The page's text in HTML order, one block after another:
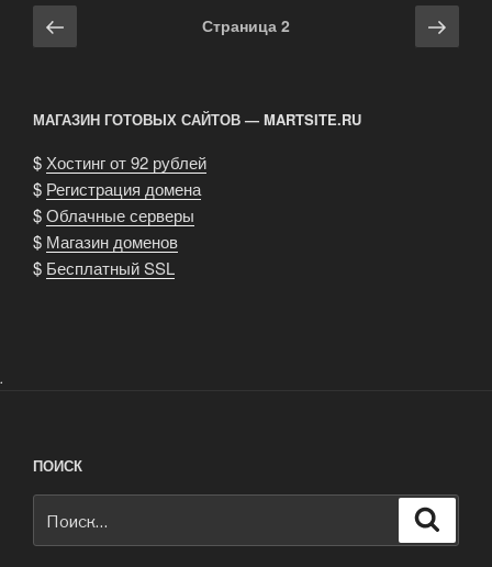
интернете
мужчин)»
Навигация
по
Предыдущая
страница
Страница 2
МАГАЗИН ГОТОВЫХ САЙТОВ — MARTSITE.RU
$ Хостинг от 92 рублей
$ Регистрация домена
$Облачные серверы
$ Магазин доменов
$ Бесплатный SSL
.
ПОИСК